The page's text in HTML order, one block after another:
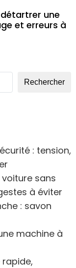
une
et erreurs à
Rechercher
: tension,
sans
à éviter
: savon
machine à